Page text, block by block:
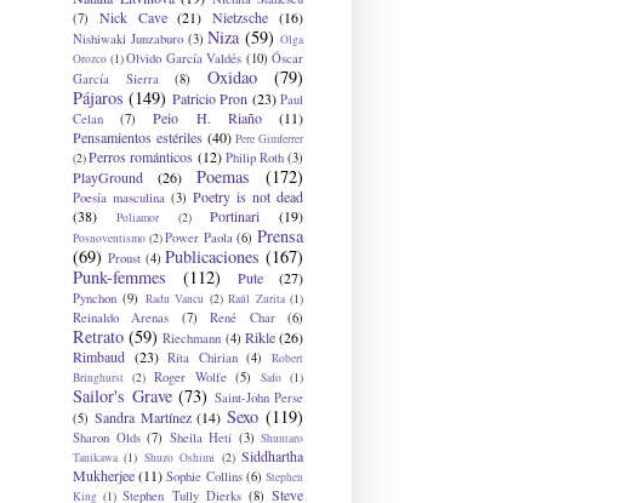
(7)
Nick Cave (21) Nietzsche (16)
Nishiwaki Junzaburo (3) Niza (59) Olga
Orozco (1)Olvido García Valdés (10) Óscar
García Sierra
(8) Oxidao
(79)
Pájaros (149) Patricio Pron (23) Paul
Celan
(7) Peio H. Riaño
(11)
Pensamientos estériles (40) Pere Gimferrer
(2)Perros románticos (12) Philip Roth (3)
PlayGround (26) Poemas (172)
Poesía masculina (3) Poetry is not dead
(38)
Poliamor (2) Portinari (19)
Posnoventismo (2) Power Paola (6) Prensa
(69) Proust (4) Publicaciones (167)
Punk-femmes
(112) Pute (27)
Pynchon (9) Radu Vancu (2) Raúl Zurita (1)
Reinaldo Arenas (7) René Char (6)
Retrato (59) Riechmann (4) Rikle (26)
Rimbaud (23) Rita Chirian (4)
Robert
Bringhurst (2) Roger Wolfe (5) Safo (1)
Sailor's Grave (73) Saint-John Perse
(5) Sandra Martínez (14) Sexo (119)
Sharon Olds (7) Sheila Heti (3) Shuntaro
Tanikawa (1) Shuzo Oshimi (2) Siddhartha
Mukherjee (11) Sophie Collins (6) Stephen
King (1) Stephen Tully Dierks (8) Steve